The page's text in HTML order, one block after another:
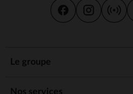
Le groupe
Nos services